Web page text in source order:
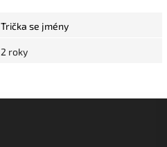
Trička se jmény
2 roky